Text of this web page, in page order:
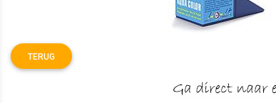
TERUG